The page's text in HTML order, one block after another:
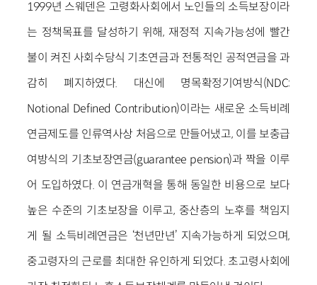
1999년 스웨덴은 고령화사회에서 노인들의 소득보장이라
는 정책목표를 달성하기 위해, 재정적 지속가능성에 빨간
불이 켜진 사회수당식 기초연금과 전통적인 공적연금을 과
감히 폐지하였다. 대신에 명목확정기여방식(NDC:
Notional Defined Contribution)이라는 새로운 소득비례
연금제도를 인류역사상 처음으로 만들어냈고, 이를 보충급
여방식의 기초보장연금(guarantee pension)과 짝을 이루
어 도입하였다. 이 연금개혁을 통해 동일한 비용으로 보다
높은 수준의 기초보장을 이루고, 중산층의 노후를 책임지
게 될 소득비례연금은 ‘천년만년’ 지속가능하게 되었으며,
중고령자의 근로를 최대한 유인하게 되었다. 초고령사회에